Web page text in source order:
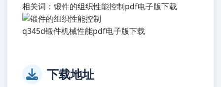
相关词：锻件的组织性能控制pdf电子版下载
q345d锻件机械性能pdf电子版下载
下载地址